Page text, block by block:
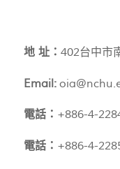
地 址： 402台中市
Email:
電話： +886-4-
電話： +886-4-